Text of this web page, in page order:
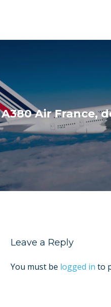
A380 Air France,
Leave a Reply
You must be logged in to